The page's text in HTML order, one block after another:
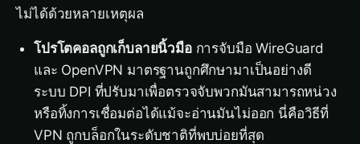
ไม่ได้ด้วยหลายเหตุผล
โปรโตคอลถูกเก็บลายนิ้วมือการจับมือ WireGuard
และ OpenVPN มาตรฐานถูกศึกษามาเป็นอย่างดี
ระบบ DPI ที่ปรับมาเพื่อตรวจจับพวกมันสามารถหน่วง
หรือทิ้งการเชื่อมต่อได้แม้จะอ่านมันไม่ออก นี่คือวิธีที่
VPN ถูกบล็อกในระดับชาติที่พบบ่อยที่สุด